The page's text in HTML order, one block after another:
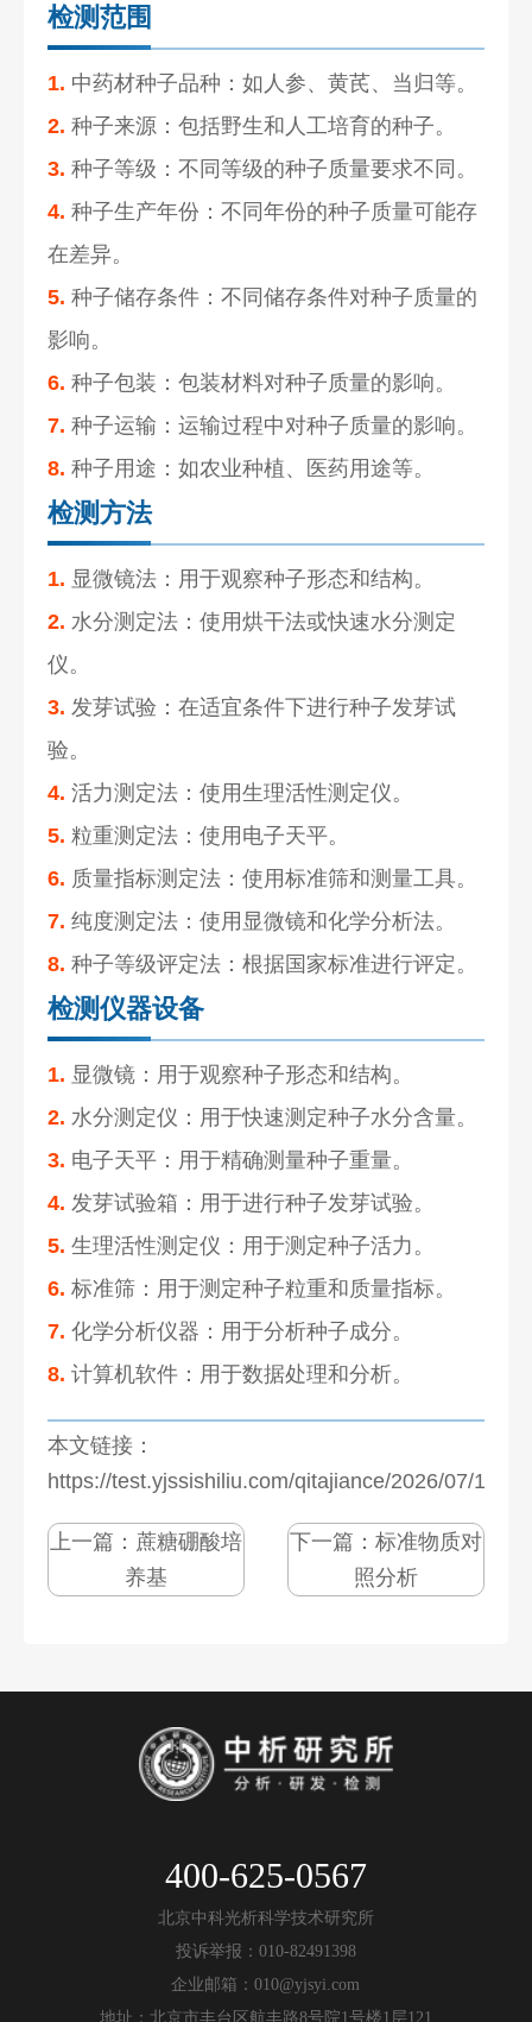
检测范围
1. 中药材种子品种：如人参、黄芪、当归等。
2. 种子来源：包括野生和人工培育的种子。
3. 种子等级：不同等级的种子质量要求不同。
4. 种子生产年份：不同年份的种子质量可能存
在差异。
5. 种子储存条件：不同储存条件对种子质量的
影响。
6. 种子包装：包装材料对种子质量的影响。
7. 种子运输：运输过程中对种子质量的影响。
8. 种子用途：如农业种植、医药用途等。
检测方法
1. 显微镜法：用于观察种子形态和结构。
2. 水分测定法：使用烘干法或快速水分测定
仪。
3. 发芽试验：在适宜条件下进行种子发芽试
验。
4. 活力测定法：使用生理活性测定仪。
5. 粒重测定法：使用电子天平。
6. 质量指标测定法：使用标准筛和测量工具。
7. 纯度测定法：使用显微镜和化学分析法。
8. 种子等级评定法：根据国家标准进行评定。
检测仪器设备
1. 显微镜：用于观察种子形态和结构。
2. 水分测定仪：用于快速测定种子水分含量。
3. 电子天平：用于精确测量种子重量。
4. 发芽试验箱：用于进行种子发芽试验。
5. 生理活性测定仪：用于测定种子活力。
6. 标准筛：用于测定种子粒重和质量指标。
7. 化学分析仪器：用于分析种子成分。
8. 计算机软件：用于数据处理和分析。
本文链接：
https://test.yjssishiliu.com/qitajiance/2026/07/
上一篇： 蔗糖硼酸培
养基
下一篇：标准物质对
照分析
400-625-0567
北京中科光析科学技术研究所
投诉举报：010-82491398
企业邮箱：010@yjsyi.com
地址：北京市丰台区航丰路8号院1号楼1层121